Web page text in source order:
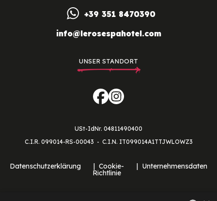
+39 351 8470390
info@lerosespahotel.com
UNSER STANDORT
USt-IdNr. 04811490400
C.I.R. 099014-RS-00043
C.I.N. IT099014A1TTJWLOWZ3
Datenschutzerklärung Cookie-
Richtlinie
Unternehmensdaten